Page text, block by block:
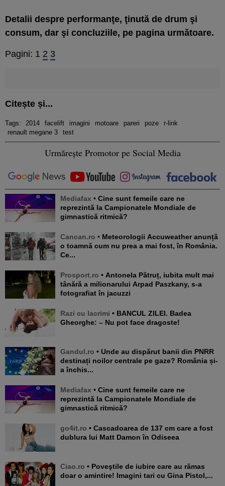
Detalii despre performanţe, ţinută de drum şi
consum, dar şi concluziile, pe pagina următoare.
Pagini: 1 2 3
Citește și...
Tags: 2014 facelift imagini motoare pareri poze
r-link
renault megane 3
test
Urmărește Promotor pe Social Media
Mediafax • Cine sunt femeile care ne
reprezintă la Campionatele Mondiale de
gimnastică ritmică?
Cancan.ro • Meteorologii Accuweather anunță
o toamnă cum nu prea a mai fost, în România.
Ce...
Prosport.ro • Antonela Pătruț, iubita mult mai
tânără a milionarului Arpad Paszkany, s-a
fotografiat în jacuzzi
Razi cu lacrimi • BANCUL ZILEI. Badea
Gheorghe: – Nu pot face dragoste!
Gandul.ro • Unde au dispărut banii din PNRR
destinați noilor centrale pe gaze? România și-
a închis...
Mediafax • Cine sunt femeile care ne
reprezintă la Campionatele Mondiale de
gimnastică ritmică?
go4it.ro • Cascadoarea de 137 cm care a fost
dublura lui Matt Damon în Odiseea
Ciao.ro • Poveştile de iubire care au rămas
doar o amintire! Imagini tari cu Gina Pistol,...